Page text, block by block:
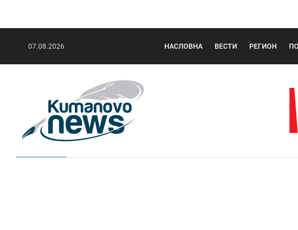
07.08.2026 НАСЛОВНА ВЕСТИ РЕГИОН